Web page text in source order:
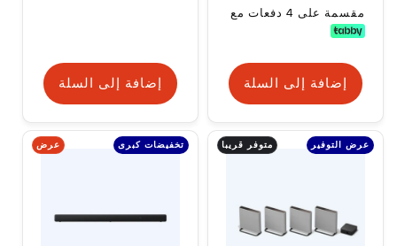
مقسمة على 4 دفعات مع
إضافة إلى السلة إضافة إلى السلة
عرض التوفير متوفر قريبا تخفيضات كبرى عرض